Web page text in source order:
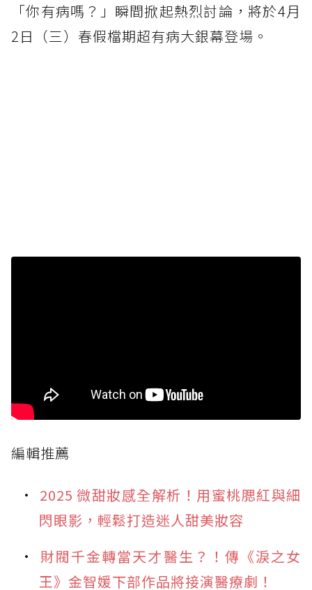
「你有病嗎？」瞬間掀起熱烈討論，將於4月
2日（三）春假檔期超有病大銀幕登場。
編輯推薦
2025 微甜妝感全解析！用蜜桃腮紅與細
閃眼影，輕鬆打造迷人甜美妝容
財閥千金轉當天才醫生？！傳《淚之女
王》金智媛下部作品將接演醫療劇！